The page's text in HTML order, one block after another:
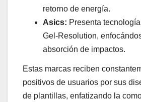
retorno de energía.
Asics: Presenta
Gel-Resolution,
absorción de impactos.
Estas marcas reciben
positivos de usuarios por sus
de plantillas, enfatizando la